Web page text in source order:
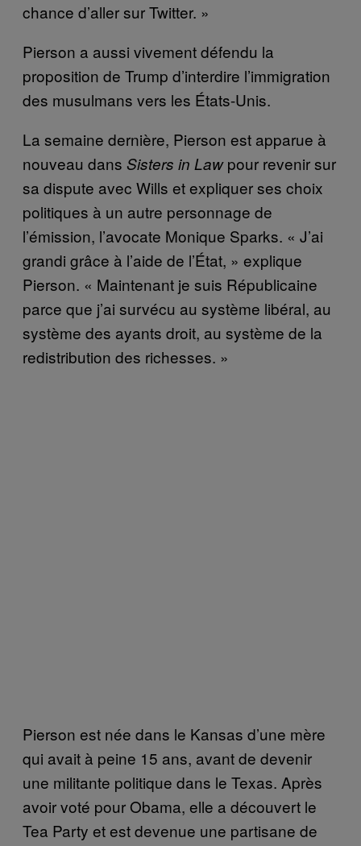
chance d’aller sur Twitter. »
Pierson a aussi vivement défendu la
proposition de Trump d’interdire l’immigration
des musulmans vers les États-Unis.
La semaine dernière, Pierson est apparue à
nouveau dans Sisters in Lawpour revenir sur
sa dispute avec Wills et expliquer ses choix
politiques à un autre personnage de
l’émission, l’avocate Monique Sparks. « J’ai
grandi grâce à l’aide de l’État, » explique
Pierson. « Maintenant je suis Républicaine
parce que j’ai survécu au système libéral, au
système des ayants droit, au système de la
redistribution des richesses. »
Pierson est née dans le Kansas d’une mère
qui avait à peine 15 ans, avant de devenir
une militante politique dans le Texas. Après
avoir voté pour Obama, elle a découvert le
Tea Party et est devenue une partisane de